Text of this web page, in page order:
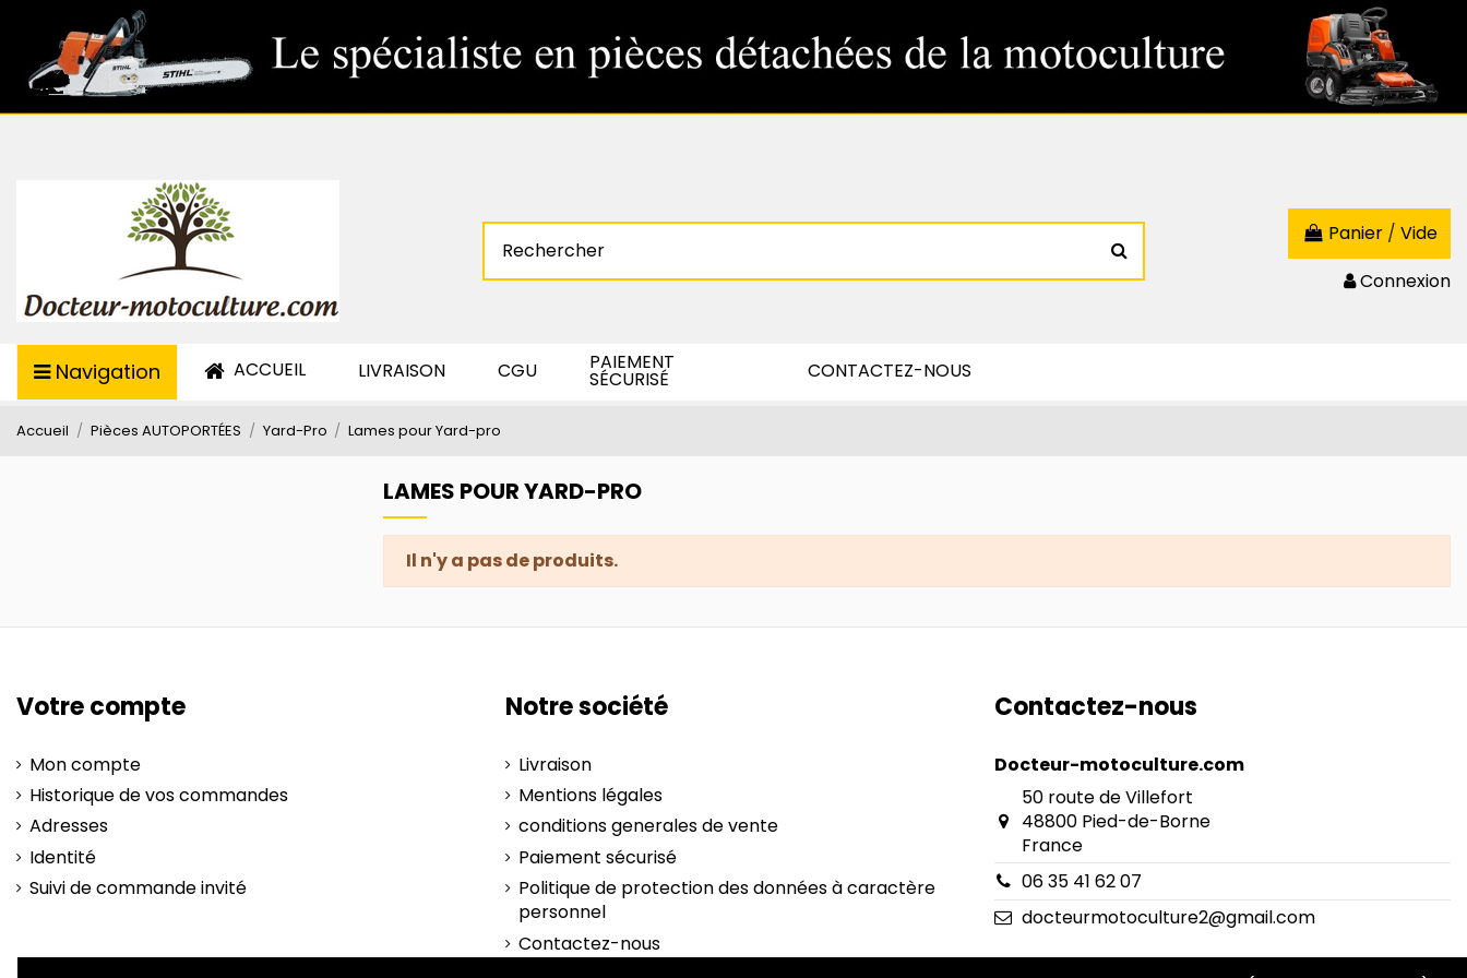
Panier / Vide
Connexion
Navigation ACCUEIL LIVRAISON CGU PAIEMENT
SÉCURISÉ CONTACTEZ-NOUS
Accueil Pièces AUTOPORTÉES Yard-Pro Lames pour Yard-pro
LAMES POUR YARD-PRO
Il n'y a pas de produits.
Votre compte
Mon compte
Historique de vos commandes
Adresses
Identité
Suivi de commande invité
Notre société
Livraison
Mentions légales
conditions generales de vente
Paiement sécurisé
Politique de protection des données à caractère
personnel
Contactez-nous
Contactez-nous
Docteur-motoculture.com
50 route de Villefort
48800 Pied-de-Borne
France
06 35 41 62 07
docteurmotoculture2@gmail.com